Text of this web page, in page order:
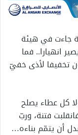
جاءت في هيئة
انهيارا.. فما
تخفيفا لأذى خفيّ
كل عطاء يصلح
فتنة، وربّ
أن يتمّم بناءه…